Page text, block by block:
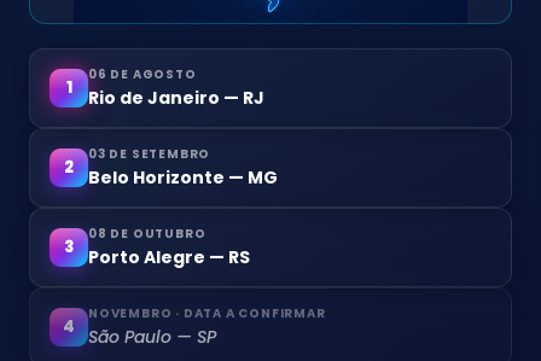
1
06 DE AGOSTO
Rio de Janeiro — RJ
2
03 DE SETEMBRO
Belo Horizonte — MG
3
08 DE OUTUBRO
Porto Alegre — RS
4
NOVEMBRO · DATA A CONFIRMAR
São Paulo — SP